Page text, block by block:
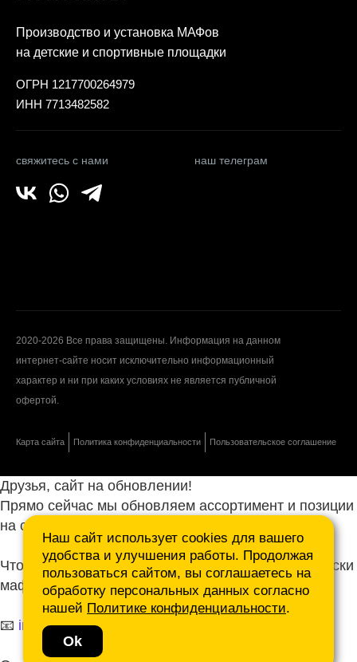
Производство и установка МАФов
на детские и спортивные площадки
ОГРН 1217700264979
ИНН 7713482582
свяжитесь с нами наш телеграм
2020-2026 Все права защищены. Информация на данном
интернет-сайте носит исключительно информационный
характер и ни при каких условиях не является публичной
офертой.
Карта сайта Политика конфиденциальности Пользовательское соглашение
Наш сайт использует cookies для вашего
удобства и улучшения работы. Продолжая
пользоваться сайтом, вы соглашаетесь на
обработку персональных данных согласно
нашей Политике конфиденциальности.
Ok
Друзья, сайт на обновлении!
Прямо сейчас мы обновляем ассортимент и позиции
на сайте.
Чтобы не ждать, присылайте ваши запросы и списки
маф нам на почту.
📧 info@mafmasterfibre.ru